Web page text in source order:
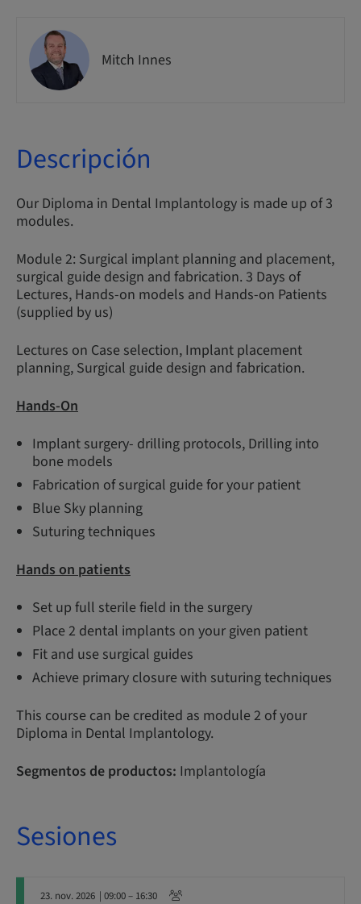
Mitch Innes
Descripción
Our Diploma in Dental Implantology is made up of 3
modules.
Module 2: Surgical implant planning and placement,
surgical guide design and fabrication. 3 Days of
Lectures, Hands-on models and Hands-on Patients
(supplied by us)
Lectures on Case selection, Implant placement
planning, Surgical guide design and fabrication.
Hands-On
Implant surgery- drilling protocols, Drilling into
bone models
Fabrication of surgical guide for your patient
Blue Sky planning
Suturing techniques
Hands on patients
Set up full sterile field in the surgery
Place 2 dental implants on your given patient
Fit and use surgical guides
Achieve primary closure with suturing techniques
This course can be credited as module 2 of your
Diploma in Dental Implantology.
Segmentos de productos: Implantología
Sesiones
23. nov. 2026 | 09:00 – 16:30